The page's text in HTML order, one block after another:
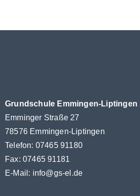
Grundschule Emmingen-Liptingen
Emminger Straße 27
78576 Emmingen-Liptingen
Telefon: 07465 91180
Fax: 07465 91181
E-Mail: info@gs-el.de